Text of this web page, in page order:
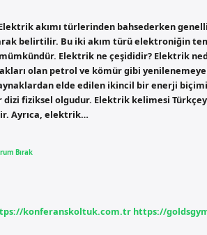
akımı türlerinden bahsederken
belirtilir. Bu iki akım türü elektroniğin
Elektrik ne çeşididir? Elektrik
olan petrol ve kömür gibi
elde edilen ikincil bir enerji
dizi fiziksel olgudur. Elektrik kelimesi
Ayrıca, elektrik…
Bırak
konferanskoltuk.com.tr https://